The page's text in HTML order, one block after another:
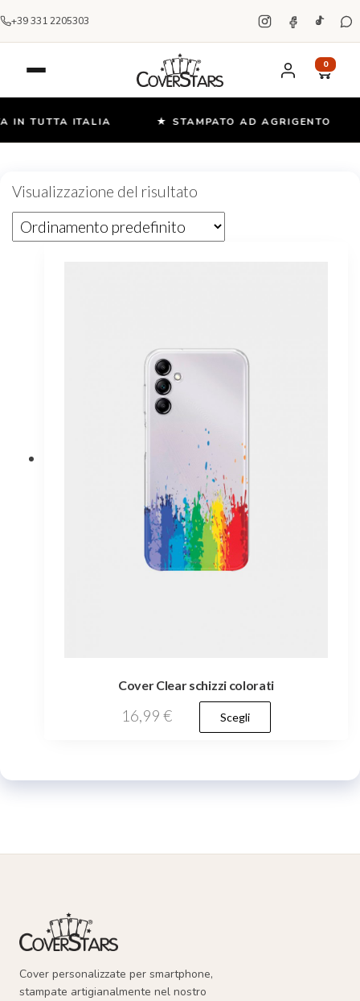
+39 331 2205303
0
IN TUTTA ITALIA ★ STAMPATO AD AGRIGENTO
vai
Visualizzazione del risultato
Cover Clear schizzi colorati
16,99 € Scegli
opzioni
Cover personalizzate per smartphone,
stampate artigianalmente nel nostro